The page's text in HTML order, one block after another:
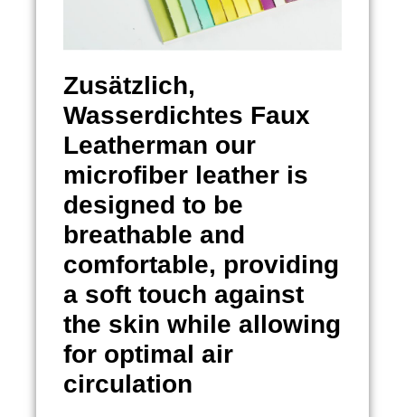
Zusätzlich,
Wasserdichtes Faux
Leatherman our
microfiber leather is
designed to be
breathable and
comfortable, providing
a soft touch against
the skin while allowing
for optimal air
circulation